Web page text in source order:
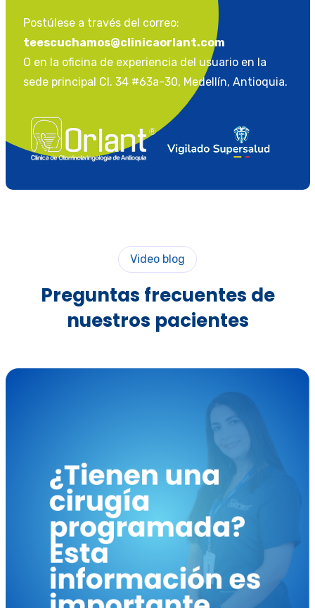
Postúlese a través del correo:
teescuchamos@clinicaorlant.com
O en la oficina de experiencia del usuario en la
sede principal Cl. 34 #63a-30, Medellín, Antioquia.
Video blog
Preguntas frecuentes de
nuestros pacientes